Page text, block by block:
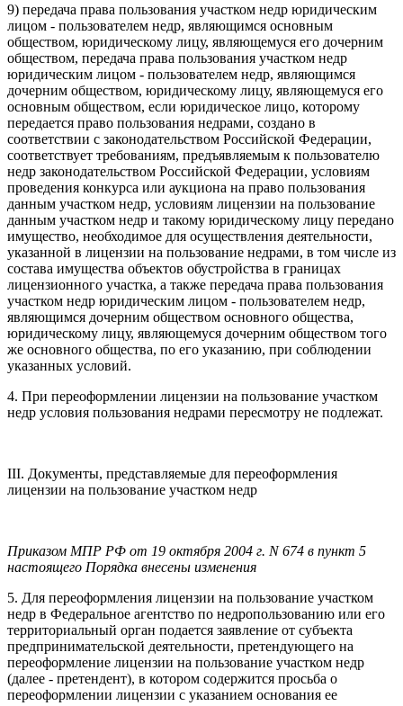
9) передача права пользования участком недр юридическим
лицом - пользователем недр, являющимся основным
обществом, юридическому лицу, являющемуся его дочерним
обществом, передача права пользования участком недр
юридическим лицом - пользователем недр, являющимся
дочерним обществом, юридическому лицу, являющемуся его
основным обществом, если юридическое лицо, которому
передается право пользования недрами, создано в
соответствии с законодательством Российской Федерации,
соответствует требованиям, предъявляемым к пользователю
недр законодательством Российской Федерации, условиям
проведения конкурса или аукциона на право пользования
данным участком недр, условиям лицензии на пользование
данным участком недр и такому юридическому лицу передано
имущество, необходимое для осуществления деятельности,
указанной в лицензии на пользование недрами, в том числе из
состава имущества объектов обустройства в границах
лицензионного участка, а также передача права пользования
участком недр юридическим лицом - пользователем недр,
являющимся дочерним обществом основного общества,
юридическому лицу, являющемуся дочерним обществом того
же основного общества, по его указанию, при соблюдении
указанных условий.
4. При переоформлении лицензии на пользование участком
недр условия пользования недрами пересмотру не подлежат.
III. Документы, представляемые для переоформления
лицензии на пользование участком недр
Приказом МПР РФ от 19 октября 2004 г. N 674 в пункт 5
настоящего Порядка внесены изменения
5. Для переоформления лицензии на пользование участком
недр в Федеральное агентство по недропользованию или его
территориальный орган подается заявление от субъекта
предпринимательской деятельности, претендующего на
переоформление лицензии на пользование участком недр
(далее - претендент), в котором содержится просьба о
переоформлении лицензии с указанием основания ее